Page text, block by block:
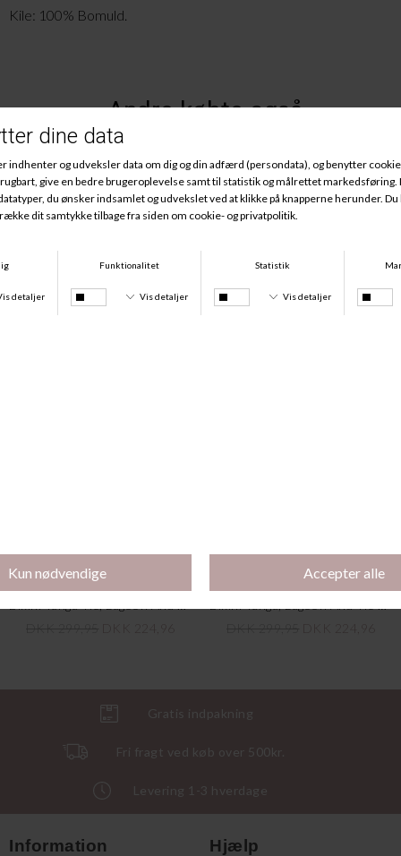
Kile: 100% Bomuld.
Andre købte også
Køb 3stk for 430 kr.
Gratis indpakning
Fri fragt ved køb over 500kr.
Levering 1-3 hverdage
Information Hjælp